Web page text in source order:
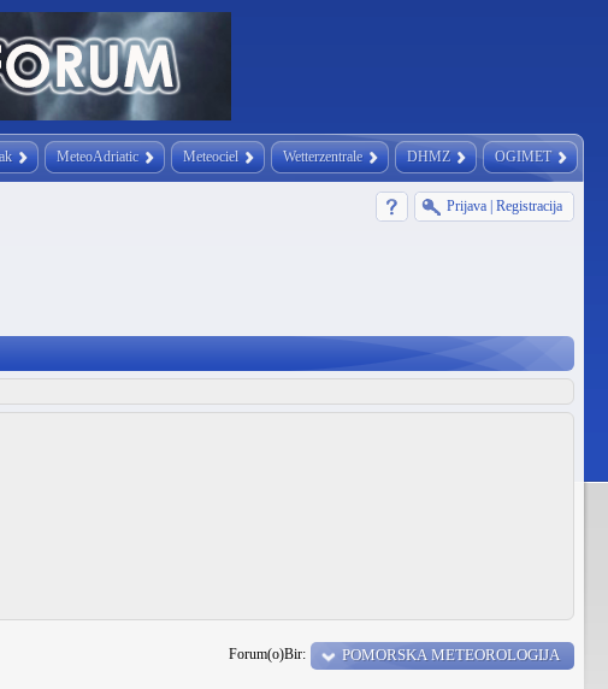
MeteoAdriatic Meteociel Wetterzentrale DHMZ OGIMET
Prijava Registracija
Forum(o)Bir: POMORSKA METEOROLOGIJA